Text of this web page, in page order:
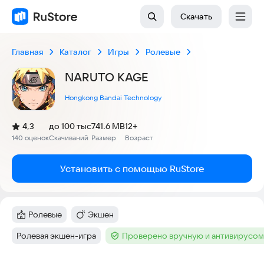
Скачать
Главная Каталог Игры Ролевые
NARUTO KAGE
Hongkong Bandai Technology
Рейтинг:
4,3
(
140 оценок
)
Скачиваний
до 100 тыс
Размер
741.6 MB
Возраст
12+
Установить с помощью RuStore
Категория:
Ролевые Категория
Экшен
Тег:
Ролевая экшен-игра Тег :Проверено вручную и антивирусом